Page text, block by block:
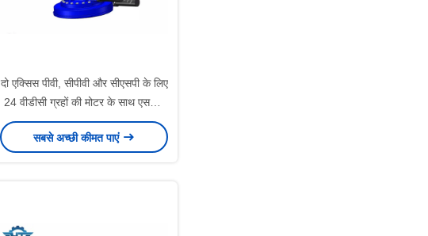
दो एक्सिस पीवी, सीपीवी और सीएसपी के लिए
24 वीडीसी ग्रहों की मोटर के साथ एसडीई
वर्म स्लीव ड्राइव
सबसे अच्छी कीमत पाएं